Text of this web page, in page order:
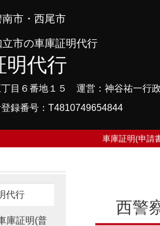
市・西尾市
市の車庫証明代行
明代行
目６番地１５ 運営：神谷祐一行
録番号：T4810749654844
車庫証明(申請
西警
代行
庫証明(普